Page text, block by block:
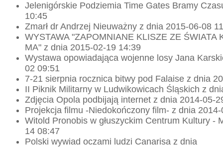
Jelenigórskie Podziemia Time Gates Bramy
10:45
Zmarł dr Andrzej Nieuważny z dnia 2015-06-08
WYSTAWA "ZAPOMNIANE KLISZE ZE ŚWIATA
MA" z dnia 2015-02-19 14:39
Wystawa opowiadająca wojenne losy Jana
02 09:51
7-21 sierpnia rocznica bitwy pod Falaise z dnia
II Piknik Militarny w Ludwikowicach Śląskich z
Zdjęcia Opola podbijają internet z dnia 2014-05-
Projekcja filmu -Niedokończony film- z dnia
Witold Pronobis w głuszyckim Centrum Kultury -
14 08:47
Polski wywiad oczami ludzi Canarisa z dnia